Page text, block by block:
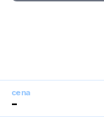
cena
-